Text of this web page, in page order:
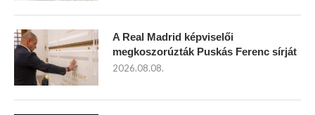
A Real Madrid képviselői
megkoszorúzták Puskás Ferenc sírját
2026.08.08.